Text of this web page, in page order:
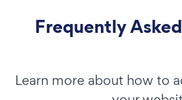
Frequently
Learn more about how to